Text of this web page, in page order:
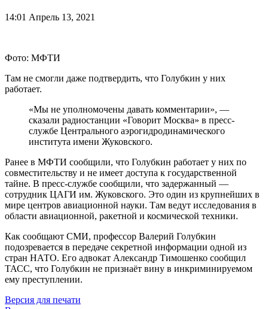
14:01 Апрель 13, 2021
Фото: МФТИ
Там не смогли даже подтвердить, что Голубкин у них
работает.
«Мы не уполномочены давать комментарии», —
сказали радиостанции «Говорит Москва» в пресс-
службе Центрального аэрогидродинамического
института имени Жуковского.
Ранее в МФТИ сообщили, что Голубкин работает у них по
совместительству и не имеет доступа к государственной
тайне. В пресс-службе сообщили, что задержанный —
сотрудник ЦАГИ им. Жуковского. Это один из крупнейших в
мире центров авиационной науки. Там ведут исследования в
области авиационной, ракетной и космической техники.
Как сообщают СМИ, профессор Валерий Голубкин
подозревается в передаче секретной информации одной из
стран НАТО. Его адвокат Александр Тимошенко сообщил
ТАСС, что Голубкин не признаёт вину в инкриминируемом
ему преступлении.
Версия для печати